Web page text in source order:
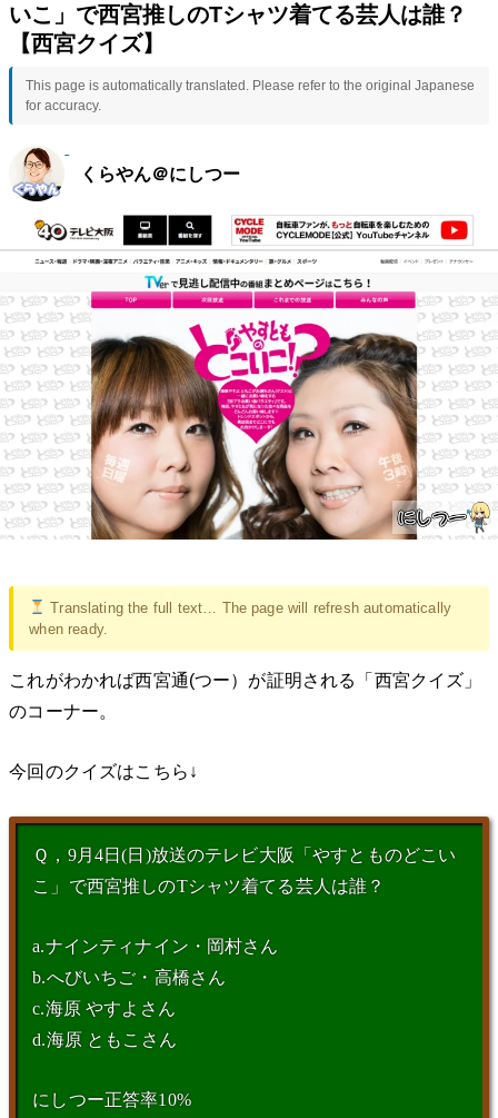
いこ」で西宮推しのTシャツ着てる芸人は誰？
【西宮クイズ】
This page is automatically translated. Please refer to the original Japanese
for accuracy.
くらやん＠にしつー
Translating the full text… The page will refresh automatically
when ready.
これがわかれば西宮通(つー）が証明される「西宮クイズ」
のコーナー。
今回のクイズはこちら↓
Ｑ，9月4日(日)放送のテレビ大阪「やすとものどこい
こ」で西宮推しのTシャツ着てる芸人は誰？
a.ナインティナイン・岡村さん
b.へびいちご・高橋さん
c.海原 やすよさん
d.海原 ともこさん
にしつー正答率10%